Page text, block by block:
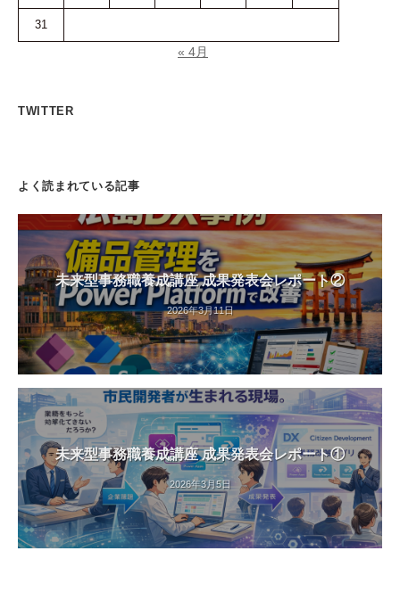
31
« 4月
TWITTER
よく読まれている記事
未来型事務職養成講座 成果発表会レポート②
2026年3月11日
未来型事務職養成講座 成果発表会レポート①
2026年3月5日